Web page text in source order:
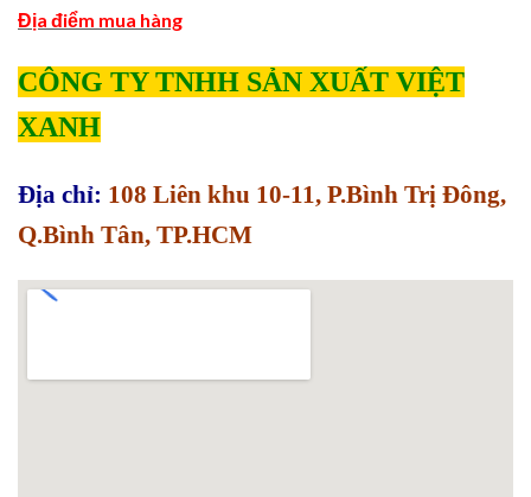
Địa điểm mua hàng
CÔNG TY TNHH SẢN XUẤT VIỆT
XANH
Địa chỉ: 108 Liên khu 10-11, P.Bình Trị Đông,
Q.Bình Tân, TP.HCM